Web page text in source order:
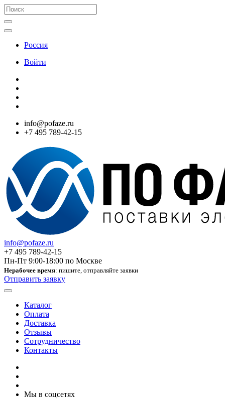
Россия
Войти
info@pofaze.ru
+7 495 789-42-15
info@pofaze.ru
+7 495 789-42-15
Пн-Пт 9:00-18:00 по Москве
Нерабочее время: пишите, отправляйте заявки
Отправить заявку
Каталог
Оплата
Доставка
Отзывы
Сотрудничество
Контакты
Мы в соцсетях